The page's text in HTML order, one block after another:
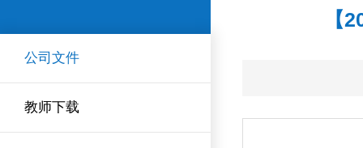
公司文件
教师下载
【